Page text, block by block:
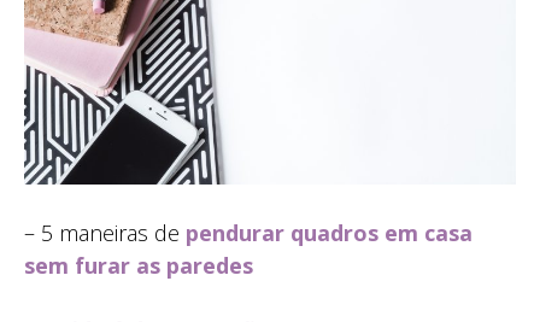
– 5 maneiras de pendurar quadros em casa
sem furar as paredes